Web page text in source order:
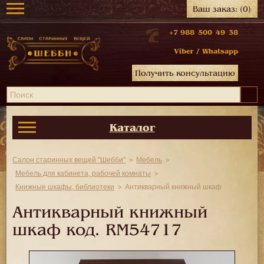
Ваш заказ:(0)
+7 988 500 49 38
Viber / Whatsapp
Получить консультацию
Каталог
Салон старинных вещей "Шебби"
Мебель
Мебель для кабинета, рабочей комнаты
Книжные шкафы, библиотеки
Антикварный книжный шкаф
Антикварный книжный
шкаф код. RM54717